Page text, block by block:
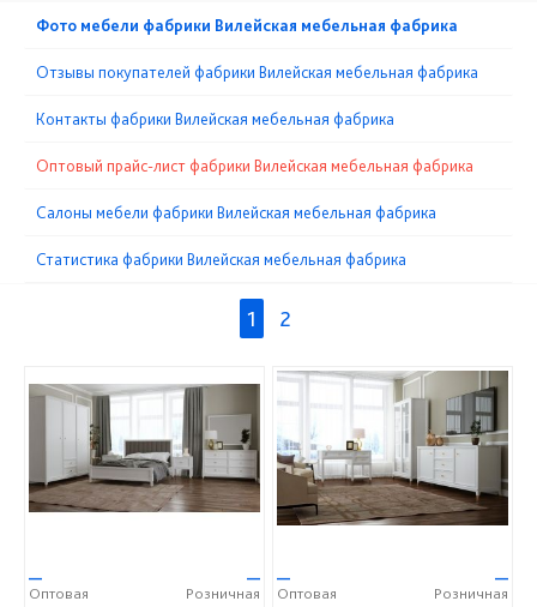
Фото мебели фабрики Вилейская мебельная фабрика
Отзывы покупателей фабрики Вилейская мебельная фабрика
Контакты фабрики Вилейская мебельная фабрика
Оптовый прайс-лист фабрики Вилейская мебельная фабрика
Cалоны мебели фабрики Вилейская мебельная фабрика
Статистика фабрики Вилейская мебельная фабрика
1 2
—
Оптовая
—
Розничная
—
Оптовая
—
Розничная